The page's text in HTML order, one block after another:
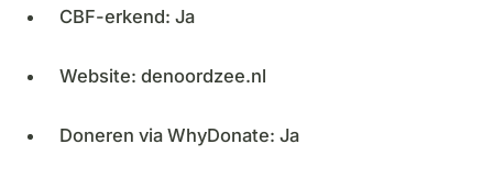
CBF-erkend: Ja
Website: denoordzee.nl
Doneren via WhyDonate: Ja